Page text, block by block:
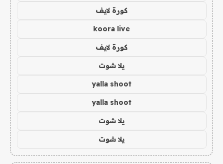
كورة لايف
koora live
كورة لايف
يلا شوت
yalla shoot
yalla shoot
يلا شوت
يلا شوت